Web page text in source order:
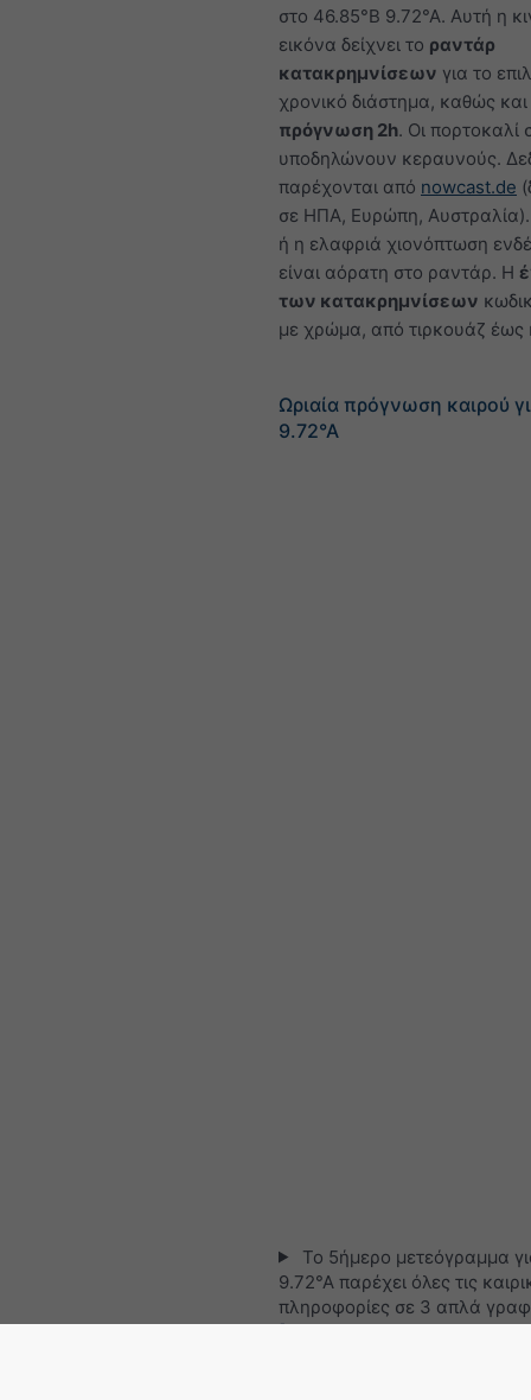
στο 46.85°Β 9.72°Α. Αυτή η
εικόνα δείχνει το ραντάρ
κατακρημνίσεων για το
χρονικό διάστημα, καθώς και
πρόγνωση 2h. Οι πορτοκαλί
υποδηλώνουν κεραυνούς.
παρέχονται από nowcast.de
σε ΗΠΑ, Ευρώπη,
ή η ελαφριά χιονόπτωση
είναι αόρατη στο ραντάρ. Η
των κατακρημνίσεων
με χρώμα, από τιρκουάζ έως
Ωριαία πρόγνωση καιρού
9.72°Α
Το 5ήμερο μετεόγραμμα
9.72°Α παρέχει όλες τις
πληροφορίες σε 3 απλά
[Περισσότερα]